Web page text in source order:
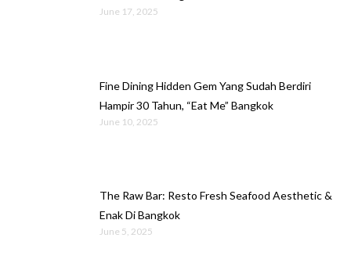
June 17, 2025
Fine Dining Hidden Gem Yang Sudah Berdiri
Hampir 30 Tahun, “Eat Me” Bangkok
June 10, 2025
The Raw Bar: Resto Fresh Seafood Aesthetic &
Enak Di Bangkok
June 5, 2025